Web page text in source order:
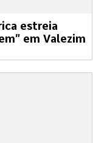
estreia
em Valezim